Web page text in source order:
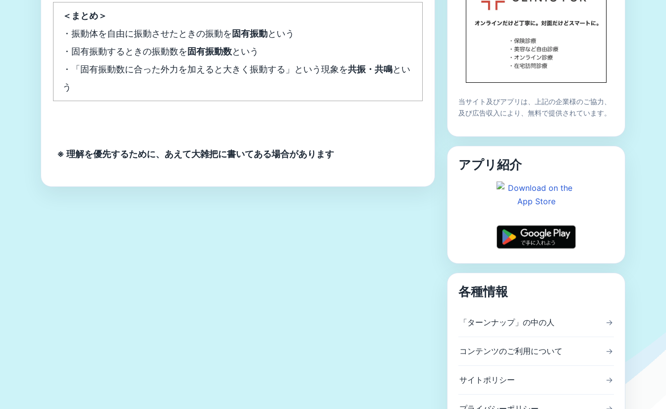
＜まとめ＞
・振動体を自由に振動させたときの振動を 固有振動という
・固有振動するときの振動数を 固有振動数という
・「固有振動数に合った外力を加えると大きく振動する」という現象を共振・共鳴とい
う
※ 理解を優先するために、あえて大雑把に書いてある場合があります
当サイト及びアプリは、上記の企業様のご協力、
及び広告収入により、無料で提供されています。
アプリ紹介
各種情報
「ターンナップ」の中の人 →
コンテンツのご利用について →
サイトポリシー →